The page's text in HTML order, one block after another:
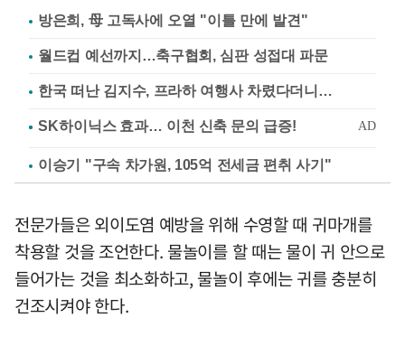
방은희, 母 고독사에 오열 "이틀 만에 발견"
월드컵 예선까지…축구협회, 심판 성접대 파문
한국 떠난 김지수, 프라하 여행사 차렸다더니…
이승기 "구속 차가원, 105억 전세금 편취 사기"
전문가들은 외이도염 예방을 위해 수영할 때 귀마개를
착용할 것을 조언한다. 물놀이를 할 때는 물이 귀 안으로
들어가는 것을 최소화하고, 물놀이 후에는 귀를 충분히
건조시켜야 한다.